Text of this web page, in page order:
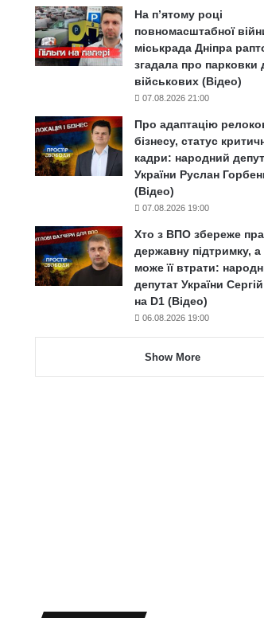
На п’ятому році
повномасштабної
міськрада Дніпра
згадала про парковки
військових (Відео)
07.08.2026 21:00
Про адаптацію
бізнесу, статус
кадри: народний
України Руслан
(Відео)
07.08.2026 19:00
Хто з ВПО збереже
державну підтримку, а
може її втрати:
депутат України
на D1 (Відео)
06.08.2026 19:00
Show More